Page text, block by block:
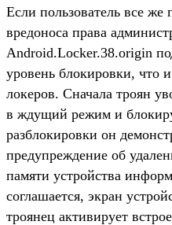
Если пользователь все же
вредоноса права
Android.Locker.38.origin
уровень блокировки, что
локеров. Сначала троян
в ждущий режим и
разблокировки он
предупреждение об
памяти устройства
соглашается, экран
троянец активирует